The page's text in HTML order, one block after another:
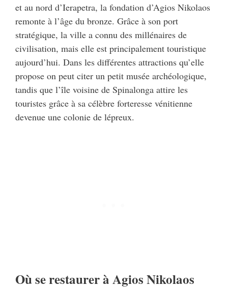
et au nord d’Ierapetra, la fondation d’Agios Nikolaos
remonte à l’âge du bronze. Grâce à son port
stratégique, la ville a connu des millénaires de
civilisation, mais elle est principalement touristique
aujourd’hui. Dans les différentes attractions qu’elle
propose on peut citer un petit musée archéologique,
tandis que l’île voisine de Spinalonga attire les
touristes grâce à sa célèbre forteresse vénitienne
devenue une colonie de lépreux.
Où se restaurer à Agios Nikolaos